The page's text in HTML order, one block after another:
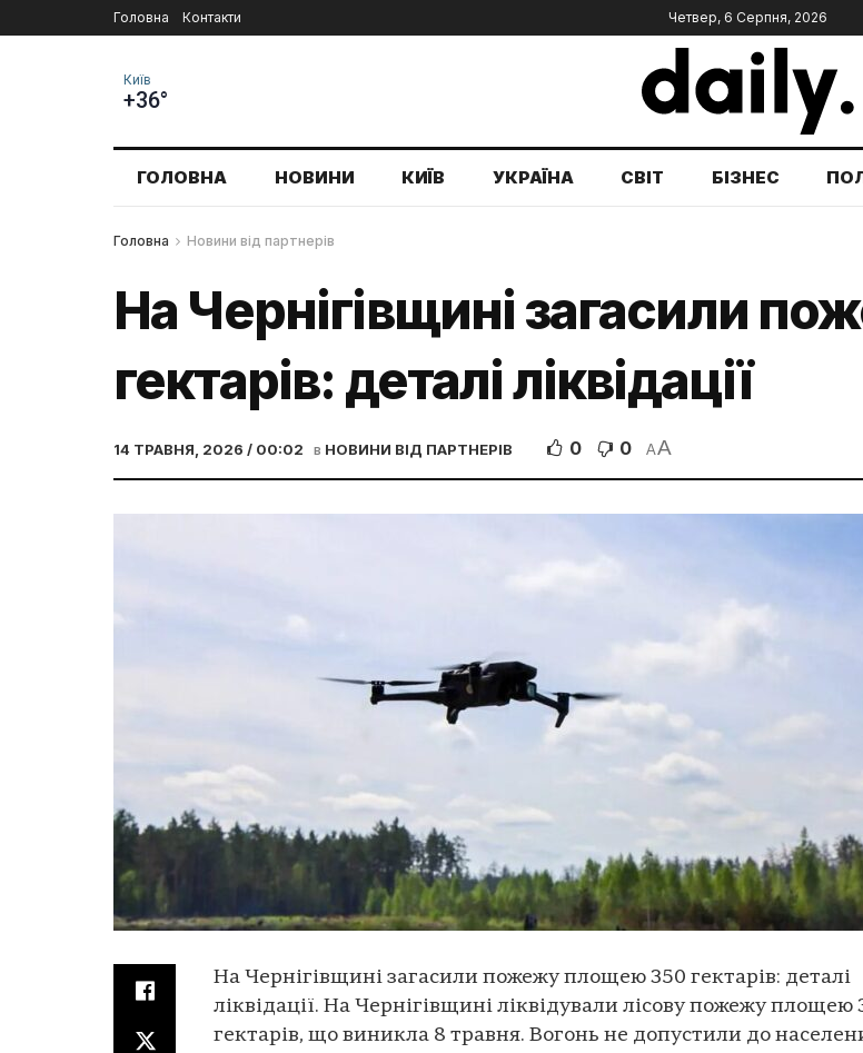
Головна Контакти Четвер, 6 Серпня, 2026
Київ
+36°
ГОЛОВНА НОВИНИ КИЇВ УКРАЇНА СВІТ БІЗНЕС
Головна Новини від партнерів
На Чернігівщині загасили
гектарів: деталі ліквідації
14 ТРАВНЯ, 2026 / 00:02 в НОВИНИ ВІД ПАРТНЕРІВ 0 0 AA
На Чернігівщині загасили пожежу площею 350 гектарів: деталі
ліквідації. На Чернігівщині ліквідували лісову пожежу площею
гектарів, що виникла 8 травня. Вогонь не допустили до